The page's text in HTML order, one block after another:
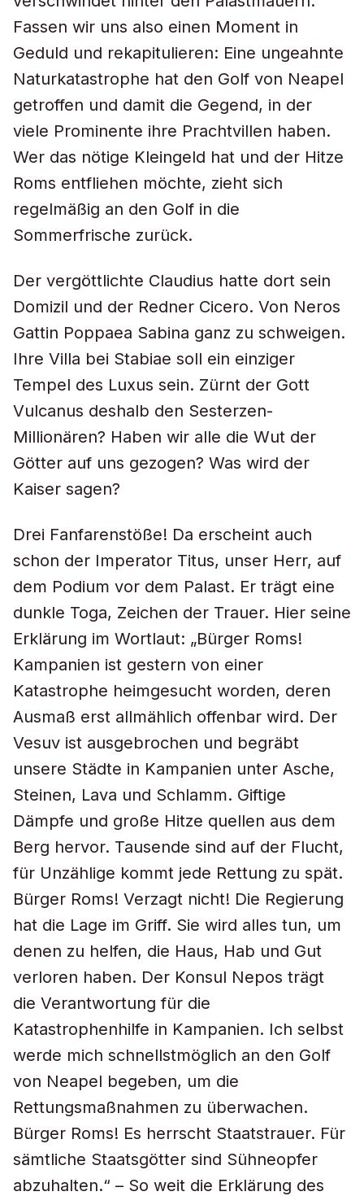
Fassen wir uns also einen Moment in
Geduld und rekapitulieren: Eine ungeahnte
Naturkatastrophe hat den Golf von Neapel
getroffen und damit die Gegend, in der
viele Prominente ihre Prachtvillen haben.
Wer das nötige Kleingeld hat und der Hitze
Roms entfliehen möchte, zieht sich
regelmäßig an den Golf in die
Sommerfrische zurück.
Der vergöttlichte Claudius hatte dort sein
Domizil und der Redner Cicero. Von Neros
Gattin Poppaea Sabina ganz zu schweigen.
Ihre Villa bei Stabiae soll ein einziger
Tempel des Luxus sein. Zürnt der Gott
Vulcanus deshalb den Sesterzen-
Millionären? Haben wir alle die Wut der
Götter auf uns gezogen? Was wird der
Kaiser sagen?
Drei Fanfarenstöße! Da erscheint auch
schon der Imperator Titus, unser Herr, auf
dem Podium vor dem Palast. Er trägt eine
dunkle Toga, Zeichen der Trauer. Hier seine
Erklärung im Wortlaut: „Bürger Roms!
Kampanien ist gestern von einer
Katastrophe heimgesucht worden, deren
Ausmaß erst allmählich offenbar wird. Der
Vesuv ist ausgebrochen und begräbt
unsere Städte in Kampanien unter Asche,
Steinen, Lava und Schlamm. Giftige
Dämpfe und große Hitze quellen aus dem
Berg hervor. Tausende sind auf der Flucht,
für Unzählige kommt jede Rettung zu spät.
Bürger Roms! Verzagt nicht! Die Regierung
hat die Lage im Griff. Sie wird alles tun, um
denen zu helfen, die Haus, Hab und Gut
verloren haben. Der Konsul Nepos trägt
die Verantwortung für die
Katastrophenhilfe in Kampanien. Ich selbst
werde mich schnellstmöglich an den Golf
von Neapel begeben, um die
Rettungsmaßnahmen zu überwachen.
Bürger Roms! Es herrscht Staatstrauer. Für
sämtliche Staatsgötter sind Sühneopfer
abzuhalten.“ – So weit die Erklärung des